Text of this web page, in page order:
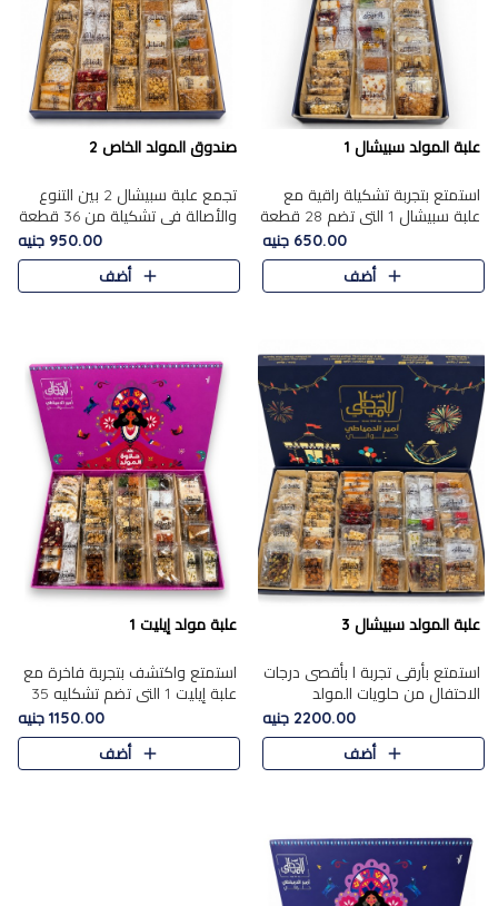
علبة المولد سبيشال 1
استمتع بتجربة تشكيلة راقية مع
علبة سبيشال 1 التي تضم 28 قطعة
من تشكيلة مختارة بعناية من أفخر
حلويات المولد المصرية الأصلية
الشرقية. تحتوي ال..
650.00 جنيه
أضف
صندوق المولد الخاص 2
تجمع علبة سبيشال 2 بين التنوع
والأصالة في تشكيلة من 36 قطعة
تضم أشهر حلويات المولد الشرقية.
تحتوي العلبة على الجزرية بالفول،
والجزرية بالبن..
950.00 جنيه
أضف
علبة المولد سبيشال 3
استمتع بأرقى تجربة ا بأقصى درجات
الاحتفال من حلويات المولد
المصريه الأصيلة مع هذه الفخامة
مع علبة سبيشال 3 التي تضم 56
قطعة من تشكيلة استثن..
2200.00 جنيه
أضف
علبة مولد إيليت 1
استمتع واكتشف بتجربة فاخرة مع
علبة إيليت 1 التي تضم تشكليه 35
قطعة من أرقى حلويات المولد
المصري الأصيلة ,معروضة بشكل
جميل في علبة أنيقة ، في..
1150.00 جنيه
أضف